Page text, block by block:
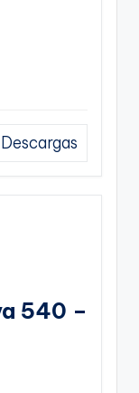
Descargas
540 –